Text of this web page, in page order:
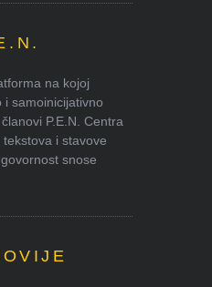
na kojoj
i samoinicijativno
P.E.N. Centra
i stavove
snose